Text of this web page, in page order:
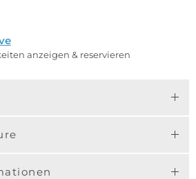
anzeigen & reservieren